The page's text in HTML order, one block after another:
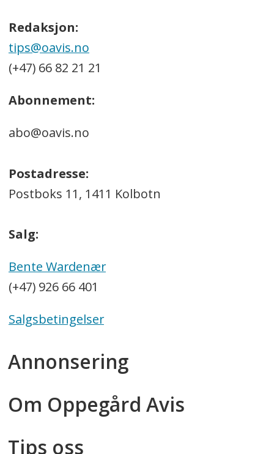
Redaksjon:
tips@oavis.no
(+47) 66 82 21 21
Abonnement:
abo@oavis.no
Postadresse:
Postboks 11, 1411 Kolbotn
Salg:
Bente Wardenær
(+47) 926 66 401
Salgsbetingelser
Annonsering
Om Oppegård Avis
Tips oss